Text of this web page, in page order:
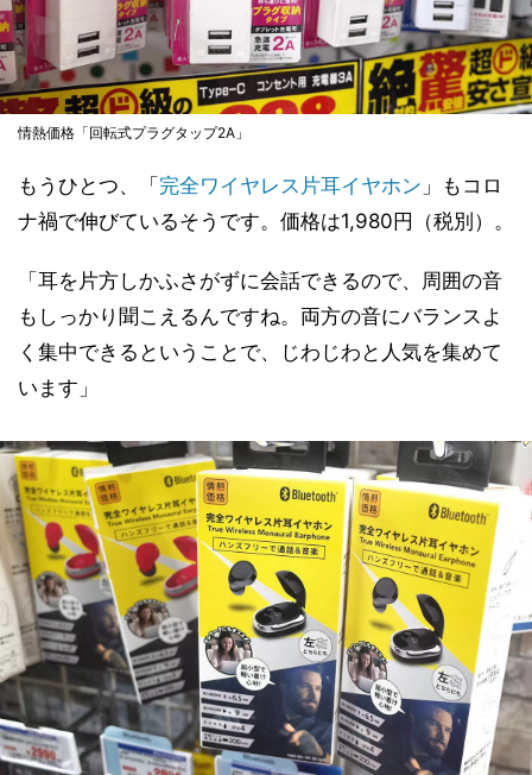
情熱価格「回転式プラグタップ2A」
もうひとつ、「完全ワイヤレス片耳イヤホン 」もコロ
ナ禍で伸びているそうです。価格は1,980円（税別）。
「耳を片方しかふさがずに会話できるので、周囲の音
もしっかり聞こえるんですね。両方の音にバランスよ
く集中できるということで、じわじわと人気を集めて
います」